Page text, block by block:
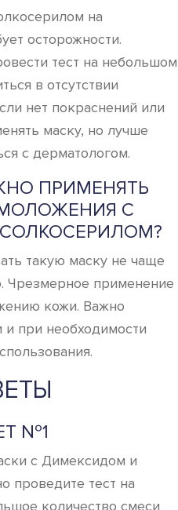
на
осторожности.
тест на небольшом
в отсутствии
нет покраснений или
маску, но лучше
с дерматологом.
ПРИМЕНЯТЬ
С
такую маску не чаще
Чрезмерное применение
кожи. Важно
при необходимости
№1
с Димексидом и
проведите тест на
количество смеси